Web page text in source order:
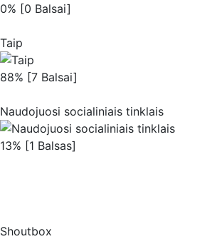
0% [0 Balsai]
Taip
88% [7 Balsai]
Naudojuosi socialiniais tinklais
13% [1 Balsas]
Shoutbox